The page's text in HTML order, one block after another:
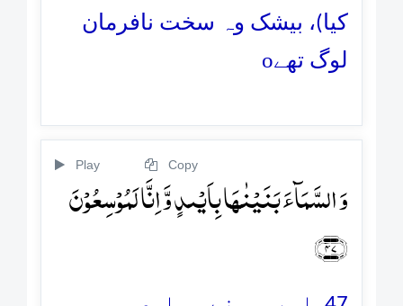
کیا)، بیشک وہ سخت نافرمان
لوگ تھےo
Play Copy
وَ السَّمَآءَ بَنَیۡنٰہَا بِاَیۡىدٍ وَّ اِنَّا لَمُوۡسِعُوۡنَ
﴿۴۷﴾